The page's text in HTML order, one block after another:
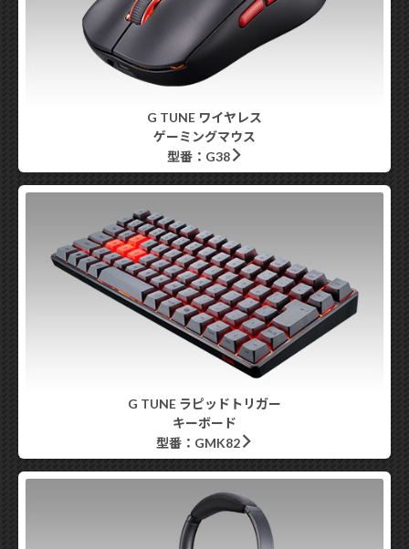
G TUNE ワイヤレス
ゲーミングマウス
型番：G38
G TUNE ラピッドトリガー
キーボード
型番：GMK82